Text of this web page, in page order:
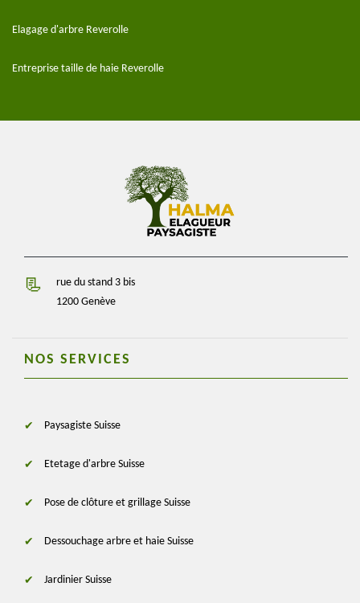
Elagage d'arbre Reverolle
Entreprise taille de haie Reverolle
rue du stand 3 bis
1200 Genève
NOS SERVICES
Paysagiste Suisse
Etetage d'arbre Suisse
Pose de clôture et grillage Suisse
Dessouchage arbre et haie Suisse
Jardinier Suisse